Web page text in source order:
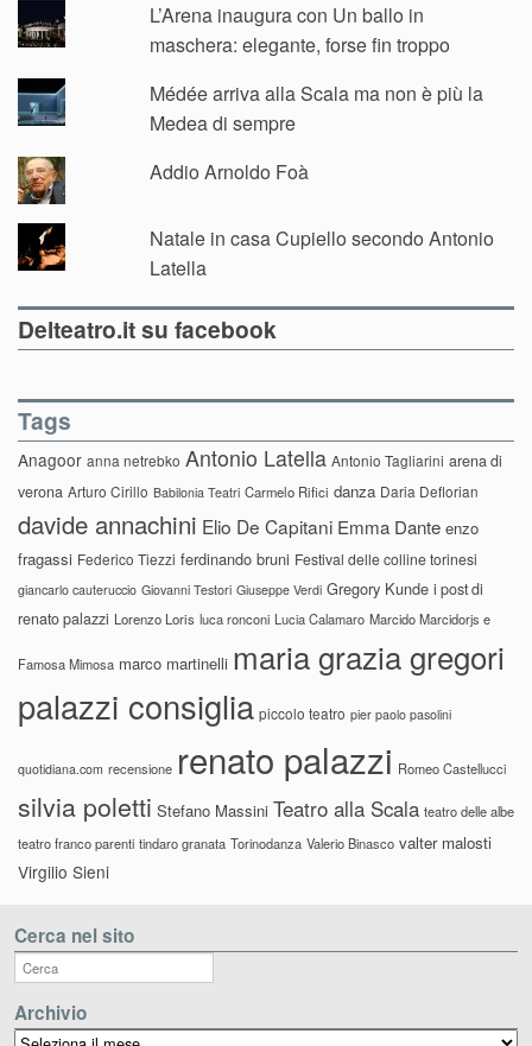
L’Arena inaugura con Un ballo in
maschera: elegante, forse fin troppo
Médée arriva alla Scala ma non è più la
Medea di sempre
Addio Arnoldo Foà
Natale in casa Cupiello secondo Antonio
Latella
Delteatro.it su facebook
Tags
Anagoor anna netrebko Antonio Latella Antonio Tagliarini arena di
verona Arturo Cirillo Babilonia Teatri Carmelo Rifici danza Daria Deflorian
davide annachini Elio De Capitani Emma Dante enzo
fragassi Federico Tiezzi ferdinando bruni Festival delle colline torinesi
giancarlo cauteruccio Giovanni Testori Giuseppe Verdi Gregory Kunde i post di
renato palazzi Lorenzo Loris luca ronconi Lucia Calamaro Marcido Marcidorjs e
Famosa Mimosa marco martinelli maria grazia gregori
palazzi consiglia piccolo teatro pier paolo pasolini
quotidiana.com recensione renato palazzi Romeo Castellucci
silvia poletti Stefano Massini Teatro alla Scala teatro delle albe
teatro franco parenti tindaro granata Torinodanza Valerio Binasco valter malosti
Virgilio Sieni
Cerca nel sito
Archivio
Archivio